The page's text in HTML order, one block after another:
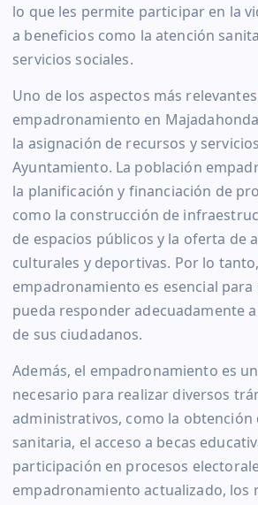
lo que les permite participar en la
a beneficios como la atención
servicios sociales.
Uno de los aspectos más
empadronamiento en
la asignación de recursos y
Ayuntamiento. La población
la planificación y financiación de
como la construcción de
de espacios públicos y la oferta de
culturales y deportivas. Por lo
empadronamiento es esencial
pueda responder adecuadamente
de sus ciudadanos.
Además, el empadronamiento es
necesario para realizar diversos
administrativos, como la obtención
sanitaria, el acceso a becas
participación en procesos
empadronamiento actualizado, los